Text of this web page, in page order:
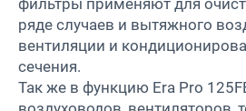
фильтры применяют для
ряде случаев и вытяжного
вентиляции и
сечения.
Так же в функцию Era Pro